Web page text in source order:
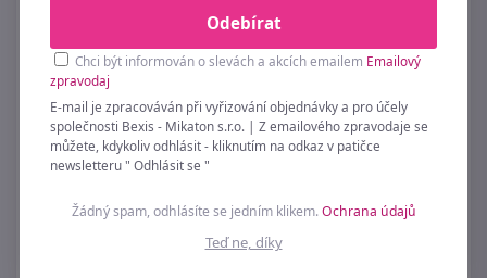
Dekorace anděl X6728/2 - 20 cm
Odebírat
Chci být informován o slevách a akcích emailem Emailový
zpravodaj
E-mail je zpracováván při vyřizování objednávky a pro účely
společnosti Bexis - Mikaton s.r.o. | Z emailového zpravodaje se
můžete, kdykoliv odhlásit - kliknutím na odkaz v patičce
newsletteru " Odhlásit se "
Žádný spam, odhlásíte se jedním klikem.Ochrana údajů
Teď ne, díky